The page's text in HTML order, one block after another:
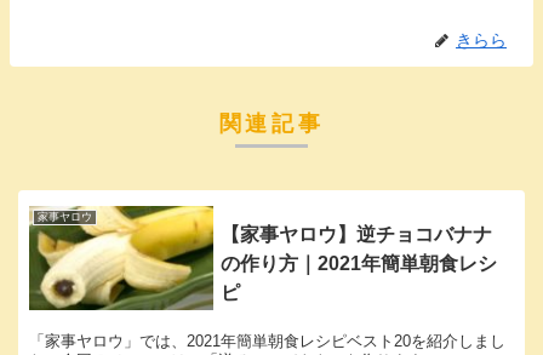
きらら
関連記事
家事ヤロウ
【家事ヤロウ】逆チョコバナナ
の作り方｜2021年簡単朝食レシ
ピ
「家事ヤロウ」では、2021年簡単朝食レシピベスト20を紹介しまし